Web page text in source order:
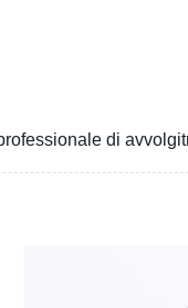
di